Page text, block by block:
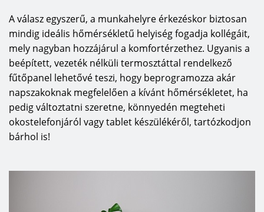
A válasz egyszerű, a munkahelyre érkezéskor biztosan
mindig ideális hőmérsékletű helyiség fogadja kollégáit,
mely nagyban hozzájárul a komfortérzethez. Ugyanis a
beépített, vezeték nélküli termosztáttal rendelkező
fűtőpanel lehetővé teszi, hogy beprogramozza akár
napszakoknak megfelelően a kívánt hőmérsékletet, ha
pedig változtatni szeretne, könnyedén megteheti
okostelefonjáról vagy tablet készülékéről, tartózkodjon
bárhol is!